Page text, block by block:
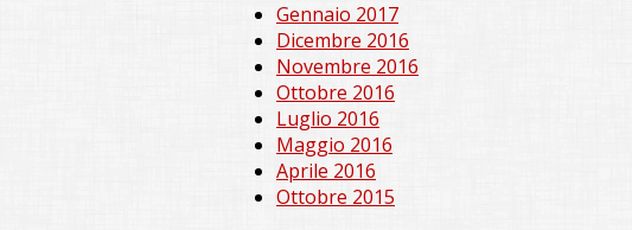
Gennaio 2017
Dicembre 2016
Novembre 2016
Ottobre 2016
Luglio 2016
Maggio 2016
Aprile 2016
Ottobre 2015